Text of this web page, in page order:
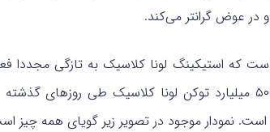
در عوض گرانتر می‌کند.
که استیکینگ لونا کلاسیک به تازگی
آوردیم بیش از ۵۰۰ میلیارد توکن لونا کلاسیک طی
نمودار موجود در تصویر زیر گویای همه چیز